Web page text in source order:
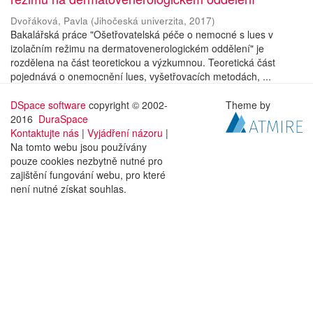
Dvořáková, Pavla (Jihočeská univerzita, 2017)
Bakalářská práce "Ošetřovatelská péče o nemocné s lues v
izolačním režimu na dermatovenerologickém oddělení" je
rozdělena na část teoretickou a výzkumnou. Teoretická část
pojednává o onemocnění lues, vyšetřovacích metodách, ...
DSpace software copyright © 2002-
2016 DuraSpace
Kontaktujte nás | Vyjádření názoru |
Na tomto webu jsou používány
pouze cookies nezbytně nutné pro
zajištění fungování webu, pro které
není nutné získat souhlas.
Theme by